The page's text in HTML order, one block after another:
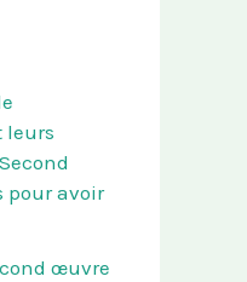
leurs
pour avoir
œuvre